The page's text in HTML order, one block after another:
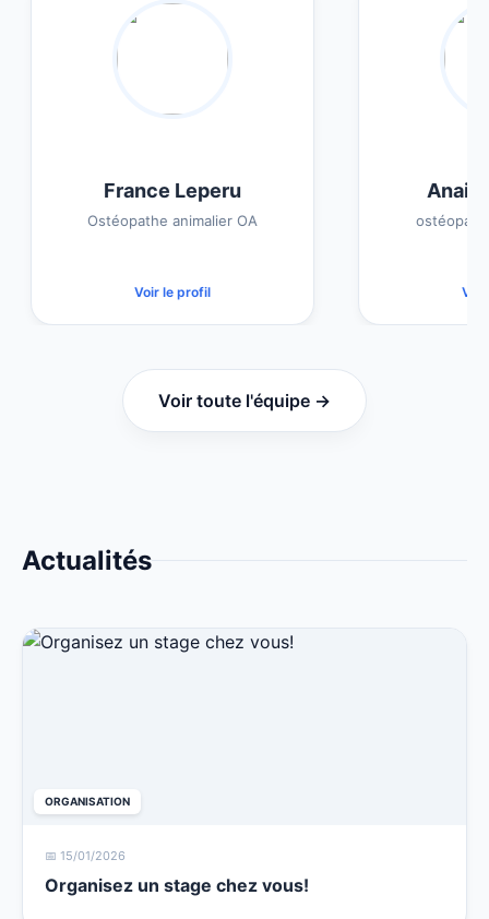
France Leperu
Ostéopathe animalier OA
Voir le profil
Anais
ostéopathe
Voir le
Voir toute l'équipe →
Actualités
ORGANISATION
📅 15/01/2026
Organisez un stage chez vous!